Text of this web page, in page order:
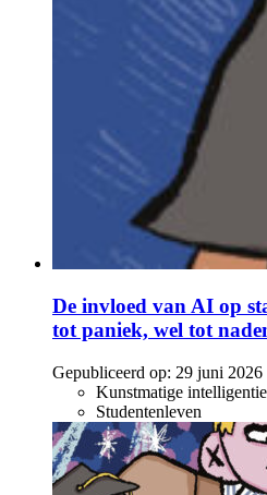
De invloed van AI op
tot paniek, wel tot
Gepubliceerd op: 29 juni 2026
Kunstmatige intelligentie
Studentenleven